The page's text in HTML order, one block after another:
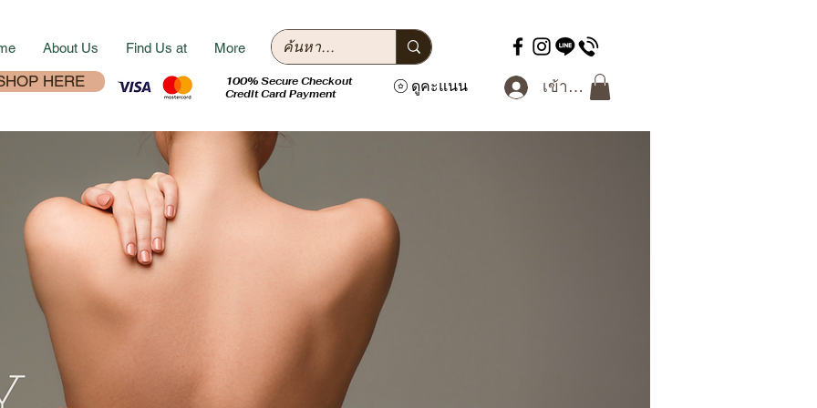
About Us Find Us at More
HERE
100% Secure Checkout
Credit Card Payment
ดูคะแนน เข้าสู่ระบบ